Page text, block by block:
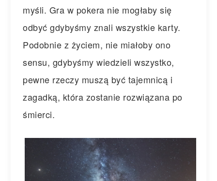
myśli. Gra w pokera nie mogłaby się
odbyć gdybyśmy znali wszystkie karty.
Podobnie z życiem, nie miałoby ono
sensu, gdybyśmy wiedzieli wszystko,
pewne rzeczy muszą być tajemnicą i
zagadką, która zostanie rozwiązana po
śmierci.